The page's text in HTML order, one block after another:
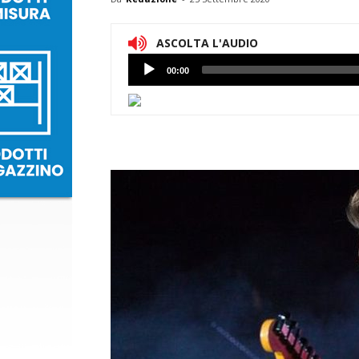
ASCOLTA L'AUDIO
Lettore
Audio
00:00